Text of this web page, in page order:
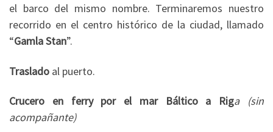
el barco del mismo nombre. Terminaremos nuestro
recorrido en el centro histórico de la ciudad, llamado
“Gamla Stan”.
Traslado al puerto.
Crucero en ferry por el mar Báltico a Riga (sin
acompañante)